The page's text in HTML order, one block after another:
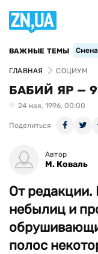
ВАЖНЫЕ ТЕМЫ
ГЛАВНАЯ СОЦИУМ
БАБИЙ ЯР —
24 мая, 1996, 00:00
Поделиться
Автор
М. Коваль
От редакции.
небылиц и
полос